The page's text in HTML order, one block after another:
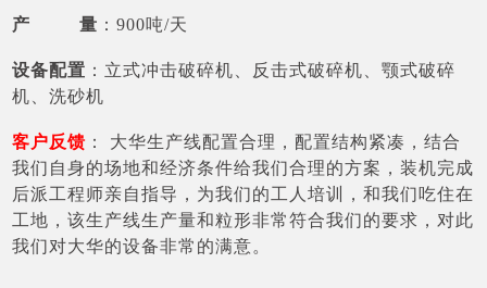
产 量 ：900吨/天
设备配置 ：立式冲击破碎机、反击式破碎机、颚式破碎
机、洗砂机
客户反馈 ： 大华生产线配置合理，配置结构紧凑，结合
我们自身的场地和经济条件给我们合理的方案，装机完成
后派工程师亲自指导，为我们的工人培训，和我们吃住在
工地，该生产线生产量和粒形非常符合我们的要求，对此
我们对大华的设备非常的满意。